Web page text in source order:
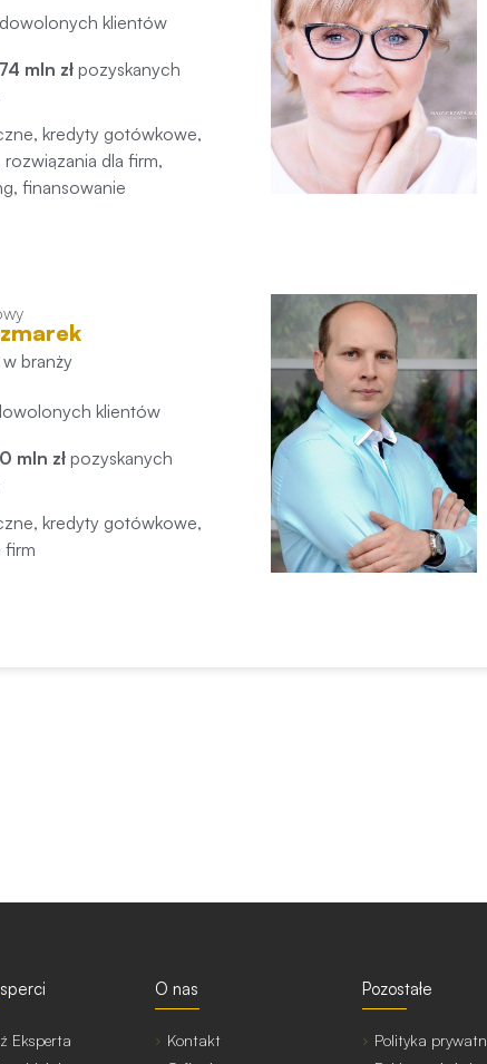
klientów
mln złpozyskanych
kredyty gotówkowe,
dla firm,
finansowanie
w branży
klientów
mln złpozyskanych
kredyty gotówkowe,
firm
Eksperta
O nas
Kontakt
Pozostałe
Polityka